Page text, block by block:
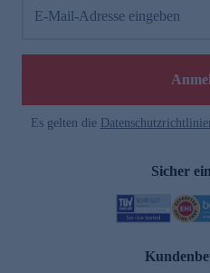
E-Mail-Adresse eingeben
Es gelten die
Sicher